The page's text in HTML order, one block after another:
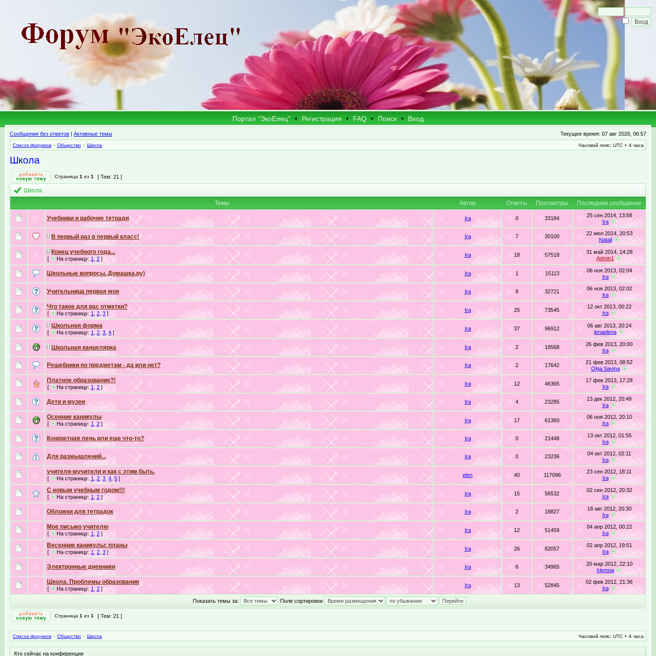
Портал "ЭкоЕлец" • Регистрация • FAQ • Поиск • Вход
Сообщения без ответов | Активные темы Текущее время: 07 авг 2026, 06:57
Список форумов » Общество » Школа Часовой пояс: UTC + 4 часа
Школа
Страница 1 из 1 [ Тем: 21 ]
Школа
Темы
Автор Ответы Просмотры Последнее сообщение
Учебники и рабочие тетради Ira 0 33184
25 сен 2014, 13:58
Ira
В первый раз в первый класс! Ira 7 30100
22 июл 2014, 20:53
Natali
Конец учебного года...
[ На страницу: 1 2 ]
Ira 18 57518
31 май 2014, 14:28
Admin1
Школьные вопросы. Домашка.ру) Ira 1 15113
06 ноя 2013, 02:04
Ira
Учительница первая моя Ira 8 32721
06 ноя 2013, 02:02
Ira
Что такое для вас отметки?
[ На страницу: 1 2 3]
Ira 25 73545
12 окт 2013, 00:22
Ira
Школьная форма
[ На страницу: 1 2 3,4 ]
Ira 37 96912
06 авг 2013, 20:24
lenaelena
Школьная канцелярка Ira 2 18568
26 фев 2013, 20:00
Ira
Решебники по предметам - да или нет? Ira 2 17642
21 фев 2013, 08:52
Olga Savina
Платное образование?!
[ На страницу: 1 2 ]
Ira 12 46365
17 фев 2013, 17:28
Ira
Дети и музеи Ira 4 23285
13 дек 2012, 20:49
Ira
Осенние каникулы
[ На страницу: 1 2 ]
Ira 17 61360
06 ноя 2012, 20:10
Ira
Конкретная лень или еще что-то? Ira 0 21448
13 окт 2012, 01:55
Ira
Для размышлений... Ira 0 23236
04 окт 2012, 02:11
Ira
учителя-мучители и как с этим быть.
[ На страницу: 1 2 3, 4 ,5 ]
elen 40 117096
23 сен 2012, 18:11
Ira
С новым учебным годом!!!
[ На страницу: 1 2 ]
Ira 15 56532
02 сен 2012, 20:32
Ira
Обложки для тетрадок Ira 2 18827
18 авг 2012, 20:30
Ira
Мое письмо учителю
[ На страницу: 1 2 ]
Ira 12 51459
04 апр 2012, 00:22
Ira
Весенние каникулы: планы
[ На страницу: 1 2 3]
Ira 26 82057
02 апр 2012, 19:51
Ira
Электронные дневники Ira 6 34965
20 мар 2012, 22:10
klemna
Школа. Проблемы образования
[ На страницу: 1 2 ]
Ira 13 52845
02 фев 2012, 21:36
Ira
Показать темы за: Поле сортировки
Страница 1 из 1 [ Тем: 21 ]
Список форумов » Общество » Школа Часовой пояс: UTC + 4 часа
Кто сейчас на конференции